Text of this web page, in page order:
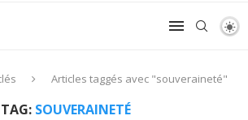
Articles taggés avec "souveraineté"
TAG: SOUVERAINETÉ